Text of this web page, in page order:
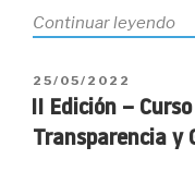
Continuar leyendo«La
el
PUBLICADO
EL
25/05/2022
Transparencia y